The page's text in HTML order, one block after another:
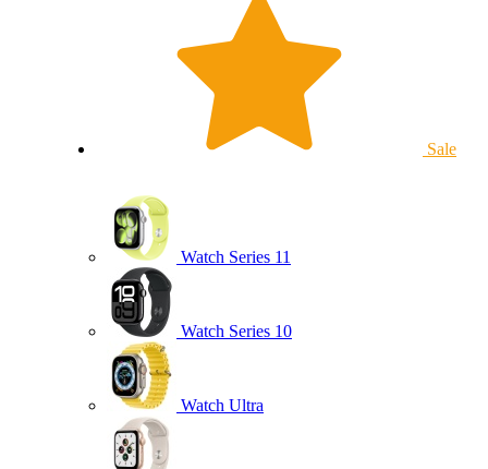
Sale
Watch Series 11
Watch Series 10
Watch Ultra